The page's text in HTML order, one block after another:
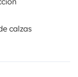
calzas
y asegura el
de
una solución